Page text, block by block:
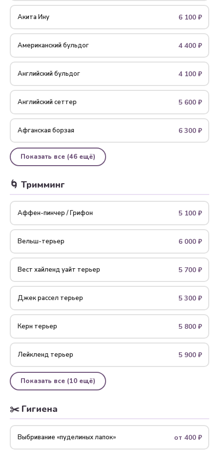
Акита Ину 6 100 ₽
Американский бульдог 4 400 ₽
Английский бульдог 4 100 ₽
Английский сеттер 5 600 ₽
Афганская борзая 6 300 ₽
Показать все (46 ещё)
🌀 Тримминг
Аффен-пинчер / Грифон 5 100 ₽
Вельш-терьер 6 000 ₽
Вест хайленд уайт терьер 5 700 ₽
Джек рассел терьер 5 300 ₽
Керн терьер 5 800 ₽
Лейкленд терьер 5 900 ₽
Показать все (10 ещё)
✂️ Гигиена
Выбривание «пуделиных лапок» от 400 ₽